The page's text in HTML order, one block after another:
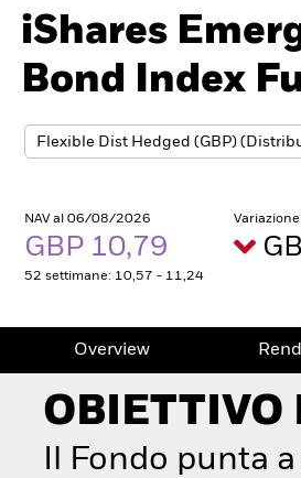
iShares
Bond Index
NAV al 06/08/2026
GBP 10,79
52 settimane: 10,57 - 11,24
Overview
OBIETTIVO
Il Fondo punta